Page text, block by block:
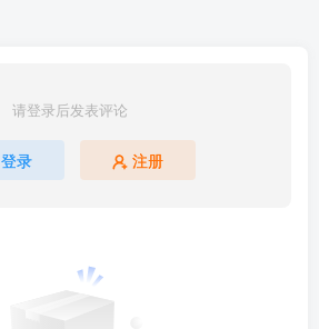
请登录后发表评论
登录 注册